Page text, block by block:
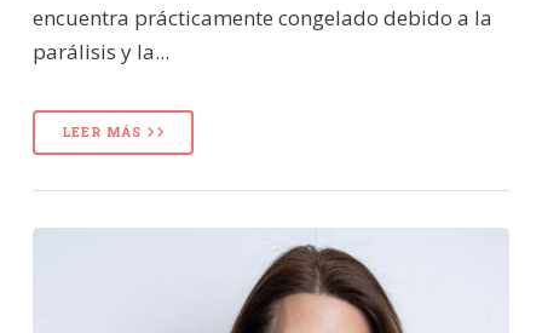
encuentra prácticamente congelado debido a la
parálisis y la...
LEER MÁS